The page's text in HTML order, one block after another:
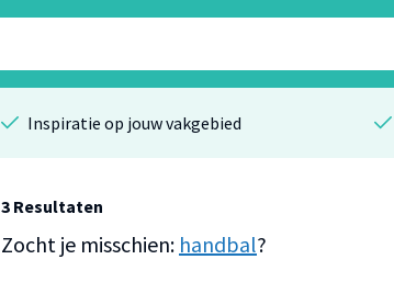
Inspiratie op jouw vakgebied
3 Resultaten
Zocht je misschien: handbal?